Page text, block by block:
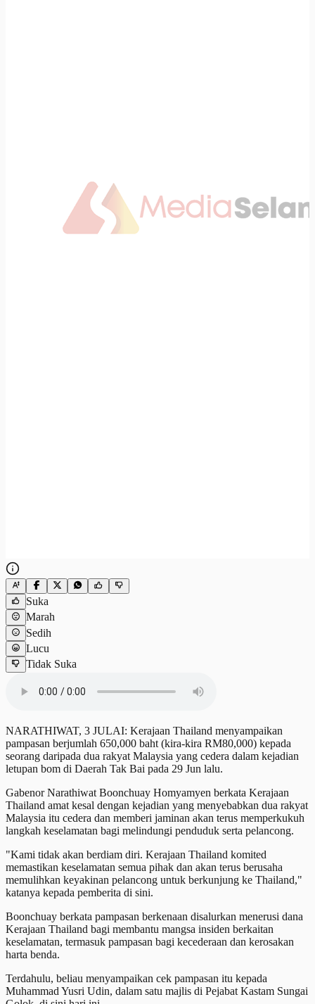
Suka
Marah
Sedih
Lucu
Tidak Suka
NARATHIWAT, 3 JULAI: Kerajaan Thailand menyampaikan
pampasan berjumlah 650,000 baht (kira-kira RM80,000) kepada
seorang daripada dua rakyat Malaysia yang cedera dalam kejadian
letupan bom di Daerah Tak Bai pada 29 Jun lalu.
Gabenor Narathiwat Boonchuay Homyamyen berkata Kerajaan
Thailand amat kesal dengan kejadian yang menyebabkan dua rakyat
Malaysia itu cedera dan memberi jaminan akan terus memperkukuh
langkah keselamatan bagi melindungi penduduk serta pelancong.
"Kami tidak akan berdiam diri. Kerajaan Thailand komited
memastikan keselamatan semua pihak dan akan terus berusaha
memulihkan keyakinan pelancong untuk berkunjung ke Thailand,"
katanya kepada pemberita di sini.
Boonchuay berkata pampasan berkenaan disalurkan menerusi dana
Kerajaan Thailand bagi membantu mangsa insiden berkaitan
keselamatan, termasuk pampasan bagi kecederaan dan kerosakan
harta benda.
Terdahulu, beliau menyampaikan cek pampasan itu kepada
Muhammad Yusri Udin, dalam satu majlis di Pejabat Kastam Sungai